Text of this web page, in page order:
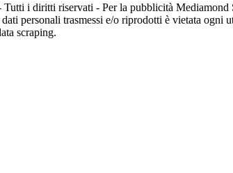
i diritti riservati - Per la pubblicità
personali trasmessi e/o riprodotti è vietata ogni
scraping.